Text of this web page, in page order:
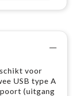
voor
USB type A
(uitgang